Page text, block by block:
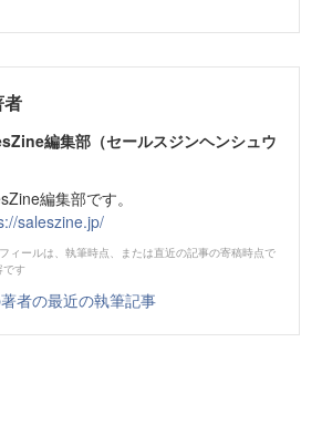
者
編集部（セールスジンヘンシュウ
編集部です。
saleszine.jp/
ィールは、執筆時点、または直近の記事の寄稿時点で
です
者の最近の執筆記事